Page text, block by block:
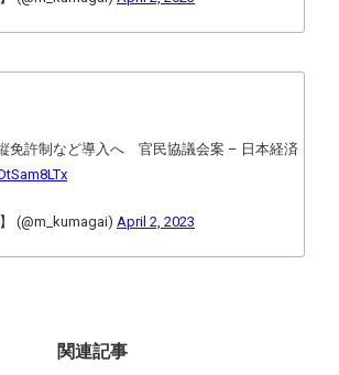
免許制など導入へ 官民協議会案 – 日本経済
(@m_kumagai) April 2, 2023
関連記事